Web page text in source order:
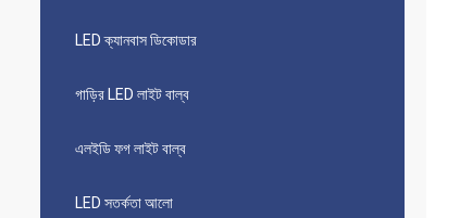
LED ক্যানবাস ডিকোডার
গাড়ির LED লাইট বাল্ব
এলইডি ফগ লাইট বাল্ব
LED সতর্কতা আলো